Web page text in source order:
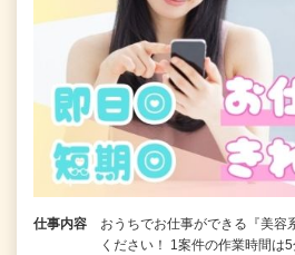
仕事内容
おうちでお仕事ができる『美容
ください！ 1案件の作業時間は